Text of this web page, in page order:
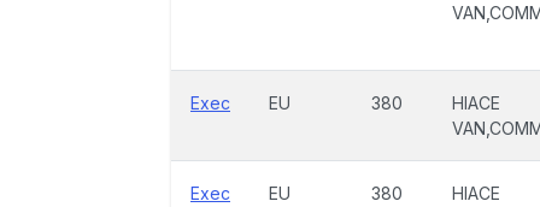
Exec EU 380
HIACE
Exec EU 380
HIACE